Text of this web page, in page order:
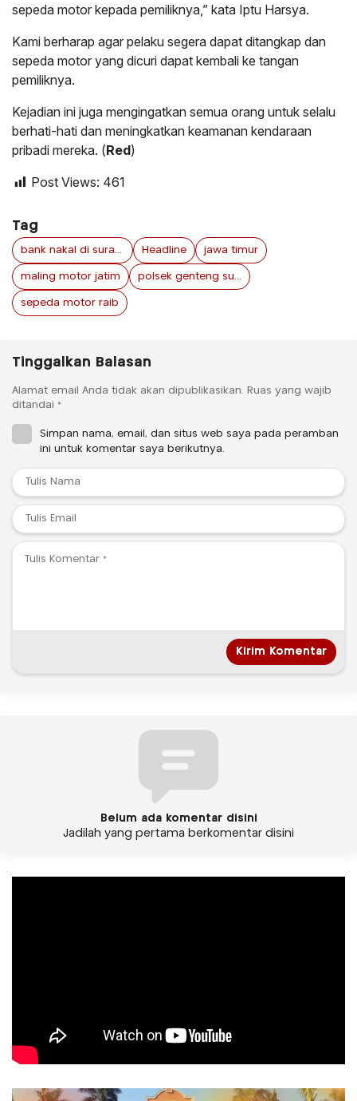
sepeda motor kepada pemiliknya,” kata Iptu Harsya.
Kami berharap agar pelaku segera dapat ditangkap dan
sepeda motor yang dicuri dapat kembali ke tangan
pemiliknya.
Kejadian ini juga mengingatkan semua orang untuk selalu
berhati-hati dan meningkatkan keamanan kendaraan
pribadi mereka. (Red)
Post Views: 461
Tag
bank nakal di surabaya Headline jawa timur
maling motor jatim polsek genteng surabaya
sepeda motor raib
Tinggalkan Balasan
Alamat email Anda tidak akan dipublikasikan. Ruas yang wajib
ditandai *
Simpan nama, email, dan situs web saya pada peramban
ini untuk komentar saya berikutnya.
Belum ada komentar disini
Jadilah yang pertama berkomentar disini